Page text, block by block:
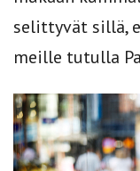
selittyvät sillä,
meille tutulla